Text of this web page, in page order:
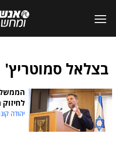
בצלאל סמוטריץ'
לחיזוק
יהודה